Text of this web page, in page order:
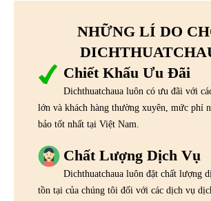
NHỮNG LÍ DO
Chiết Khấu Ưu Đãi
Dichthuatchaua luôn có ưu đãi với
lớn và khách hàng thường xuyên, mức phí
bảo tốt nhất tại Việt Nam.
Chất Lượng Dịch Vụ
Dichthuatchaua luôn đặt chất lượng
tồn tại của chúng tôi đối với các dịch vụ